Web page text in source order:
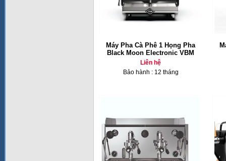
Máy Pha Cà Phê 1 Họng Pha
Black Moon Electronic VBM
Liên hệ
Bảo hành : 12 tháng